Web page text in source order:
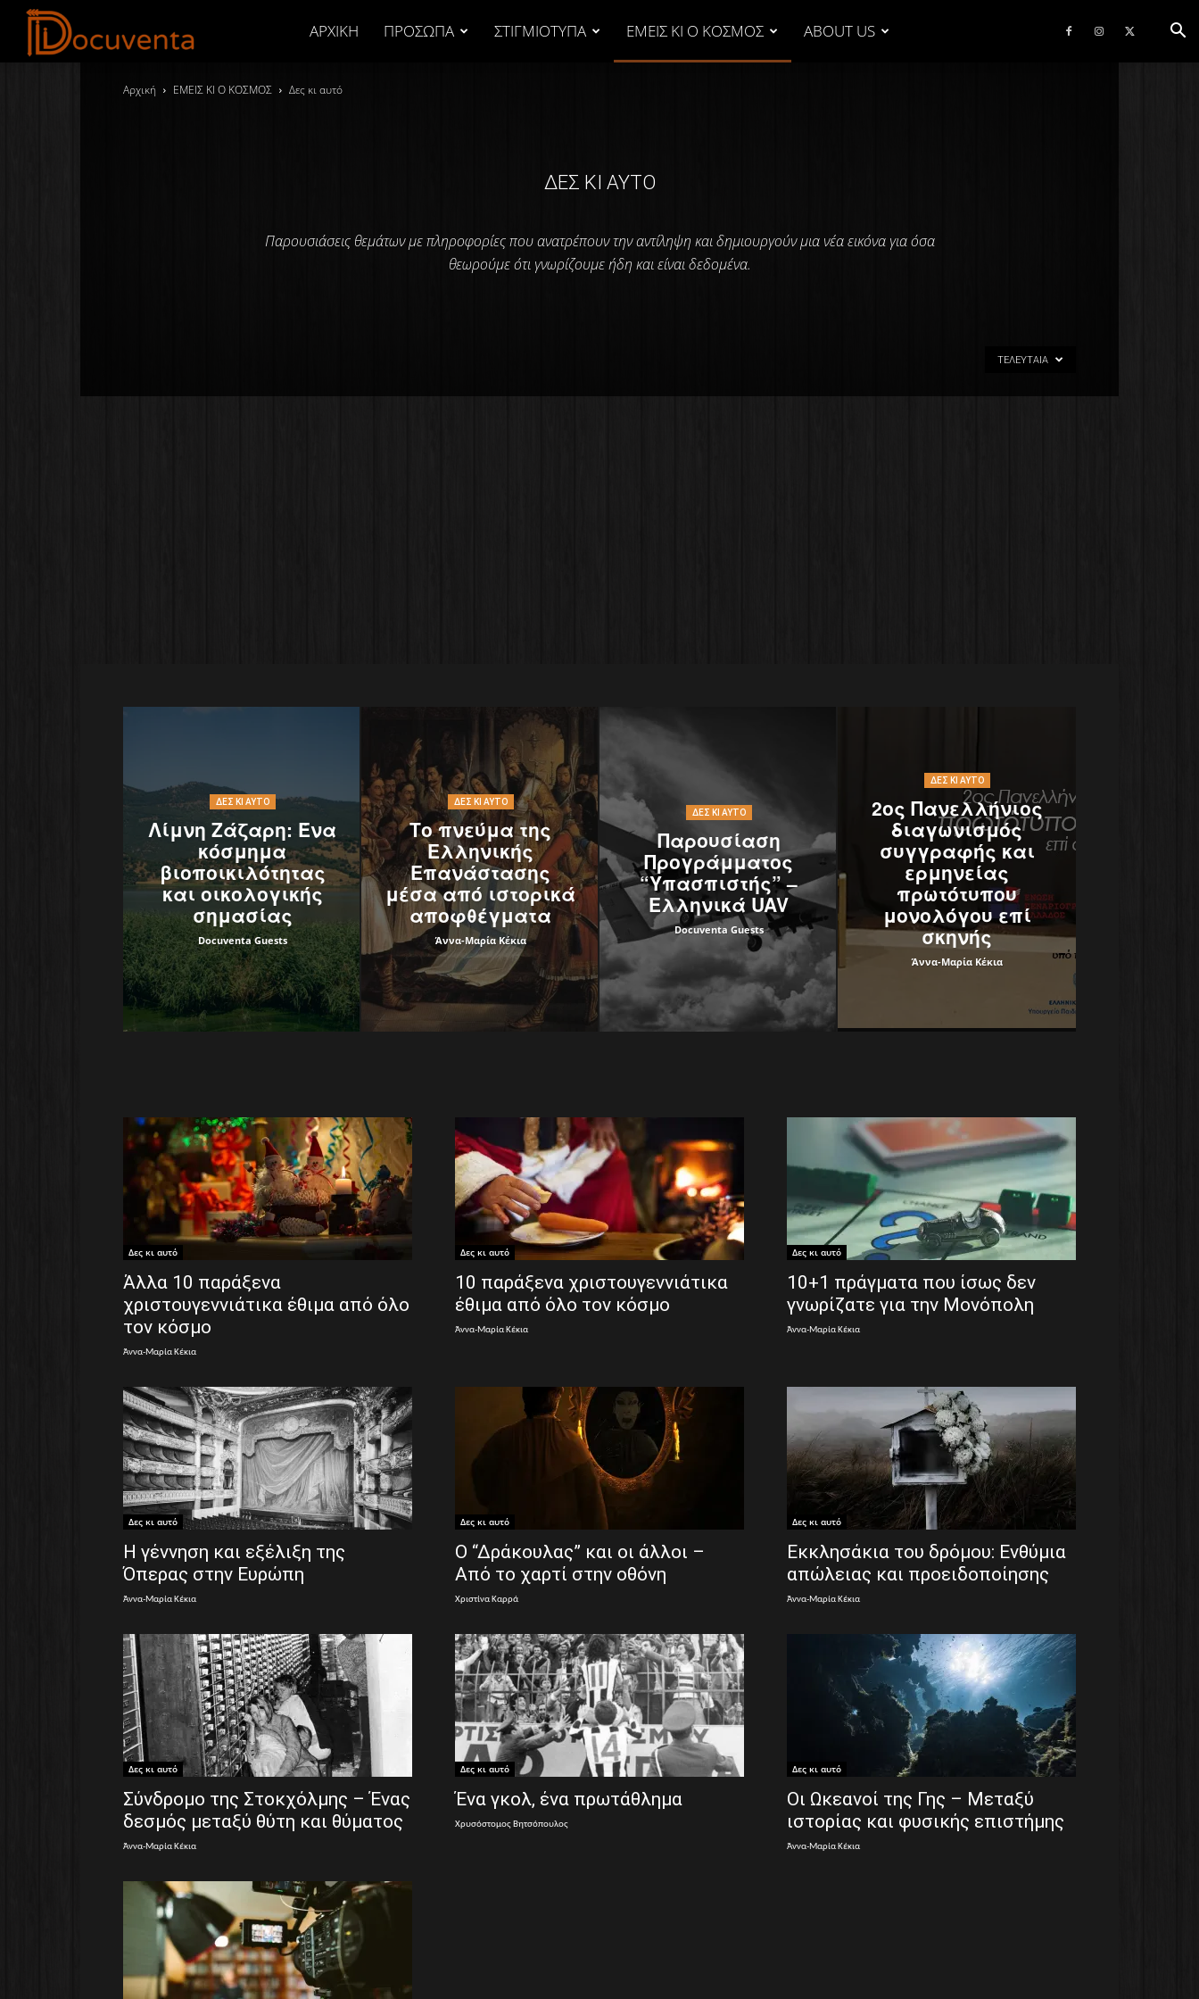
ΑΡΧΙΚΉ ΠΡΟΣΩΠΑ ΣΤΙΓΜΙΟΤΥΠΑ ΕΜΕΙΣ ΚΙ Ο ΚΟΣΜΟΣ ABOUT US
Αρχική ΕΜΕΙΣ ΚΙ Ο ΚΟΣΜΟΣ Δες κι αυτό
ΔΕΣ ΚΙ ΑΥΤΌ
Παρουσιάσεις θεμάτων με πληροφορίες που ανατρέπουν την αντίληψη και δημιουργούν μια νέα εικόνα για όσα
θεωρούμε ότι γνωρίζουμε ήδη και είναι δεδομένα.
ΤΕΛΕΥΤΑΊΑ
ΔΕΣ ΚΙ ΑΥΤΌ
Λίμνη Ζάζαρη: Ένα
κόσμημα
βιοποικιλότητας
και οικολογικής
σημασίας
Docuventa Guests
ΔΕΣ ΚΙ ΑΥΤΌ
Το πνεύμα της
Ελληνικής
Επανάστασης
μέσα από ιστορικά
αποφθέγματα
Άννα-Μαρία Κέκια
ΔΕΣ ΚΙ ΑΥΤΌ
Παρουσίαση
Προγράμματος
“Υπασπιστής” –
Ελληνικά UAV
Docuventa Guests
ΔΕΣ ΚΙ ΑΥΤΌ
2ος Πανελλήνιος
διαγωνισμός
συγγραφής και
ερμηνείας
πρωτότυπου
μονολόγου επί
σκηνής
Άννα-Μαρία Κέκια
Δες κι αυτό
Άλλα 10 παράξενα
χριστουγεννιάτικα έθιμα από όλο
τον κόσμο
Άννα-Μαρία Κέκια
Δες κι αυτό
10 παράξενα χριστουγεννιάτικα
έθιμα από όλο τον κόσμο
Άννα-Μαρία Κέκια
Δες κι αυτό
10+1 πράγματα που ίσως δεν
γνωρίζατε για την Μονόπολη
Άννα-Μαρία Κέκια
Δες κι αυτό
Η γέννηση και εξέλιξη της
Όπερας στην Ευρώπη
Άννα-Μαρία Κέκια
Δες κι αυτό
Ο “Δράκουλας” και οι άλλοι –
Από το χαρτί στην οθόνη
Χριστίνα Καρρά
Δες κι αυτό
Εκκλησάκια του δρόμου: Ενθύμια
απώλειας και προειδοποίησης
Άννα-Μαρία Κέκια
Δες κι αυτό
Σύνδρομο της Στοκχόλμης – Ένας
δεσμός μεταξύ θύτη και θύματος
Άννα-Μαρία Κέκια
Δες κι αυτό
Ένα γκολ, ένα πρωτάθλημα
Χρυσόστομος Βητσόπουλος
Δες κι αυτό
Οι Ωκεανοί της Γης – Μεταξύ
ιστορίας και φυσικής επιστήμης
Άννα-Μαρία Κέκια